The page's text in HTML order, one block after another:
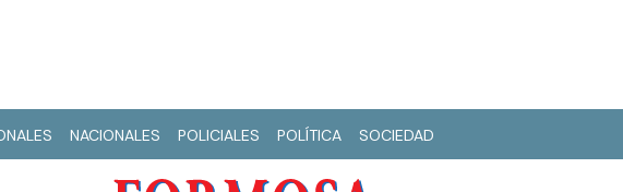
NACIONALES POLICIALES POLÍTICA SOCIEDAD